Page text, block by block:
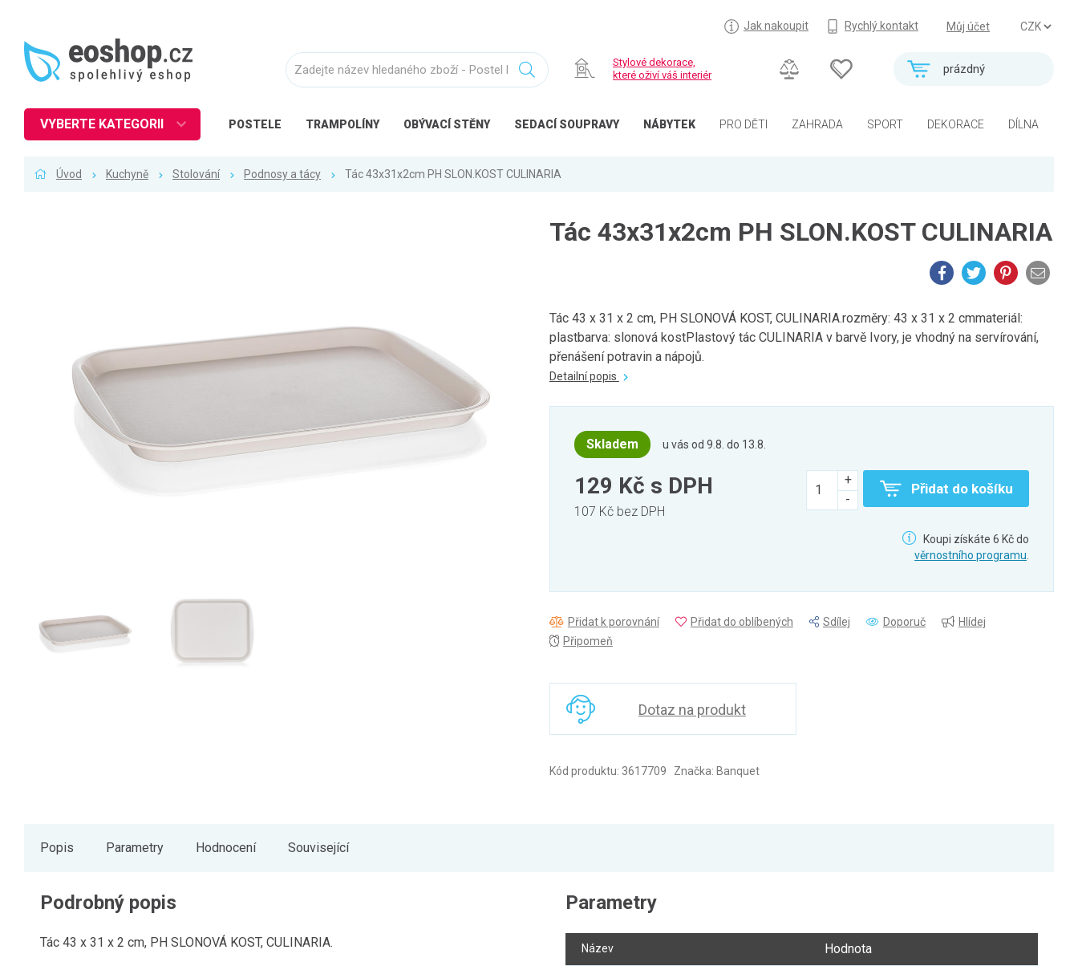
Můj účet
Jak nakoupit Rychlý kontakt
prázdný
Stylové dekorace,
které oživí váš interiér
POSTELE TRAMPOLÍNY OBÝVACÍ STĚNY SEDACÍ SOUPRAVY NÁBYTEK PRO DĚTI ZAHRADA SPORT DEKORACE DÍLNA
VYBERTE KATEGORII
Zahrada
Balkon a terasa
Všechny kategorie
Úvod Kuchyně Stolování Podnosy a tácy Tác 43x31x2cm PH SLON.KOST CULINARIA
Tác 43x31x2cm PH SLON.KOST CULINARIA
Tác 43 x 31 x 2 cm, PH SLONOVÁ KOST, CULINARIA.rozměry: 43 x 31 x 2 cmmateriál:
plastbarva: slonová kostPlastový tác CULINARIA v barvě Ivory, je vhodný na servírování,
přenášení potravin a nápojů.
Detailní popis
Skladem u vás od 9.8. do 13.8.
129 Kč s DPH
107 Kč bez DPH
Přidat do košíku
Koupi získáte 6 Kč do
věrnostního programu
Přidat k porovnání Přidat do oblíbených Sdílej Doporuč
Hlídej
Připomeň
Dotaz na produkt
Kód produktu: 3617709 Značka: Banquet
Popis Parametry Hodnocení Související
Podrobný popis
Tác 43 x 31 x 2 cm, PH SLONOVÁ KOST, CULINARIA.
Parametry
Název Hodnota